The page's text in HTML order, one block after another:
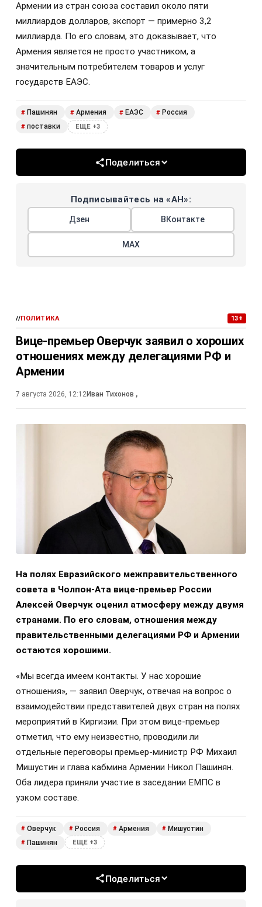
Армении из стран союза составил около пяти
миллиардов долларов, экспорт — примерно 3,2
миллиарда. По его словам, это доказывает, что
Армения является не просто участником, а
значительным потребителем товаров и услуг
государств ЕАЭС.
# Пашинян # Армения # ЕАЭС # Россия
# поставки ЕЩЕ +3
Поделиться
Подписывайтесь на «АН»:
Дзен ВКонтакте
МАХ
//ПОЛИТИКА 13+
Вице-премьер Оверчук заявил о хороших
отношениях между делегациями РФ и
Армении
7 августа 2026, 12:12Иван Тихонов ,
На полях Евразийского межправительственного
совета в Чолпон-Ата вице-премьер России
Алексей Оверчук оценил атмосферу между двумя
странами. По его словам, отношения между
правительственными делегациями РФ и Армении
остаются хорошими.
«Мы всегда имеем контакты. У нас хорошие
отношения», — заявил Оверчук, отвечая на вопрос о
взаимодействии представителей двух стран на полях
мероприятий в Киргизии. При этом вице-премьер
отметил, что ему неизвестно, проводили ли
отдельные переговоры премьер-министр РФ Михаил
Мишустин и глава кабмина Армении Никол Пашинян.
Оба лидера приняли участие в заседании ЕМПС в
узком составе.
# Оверчук # Россия # Армения # Мишустин
# Пашинян ЕЩЕ +3
Поделиться